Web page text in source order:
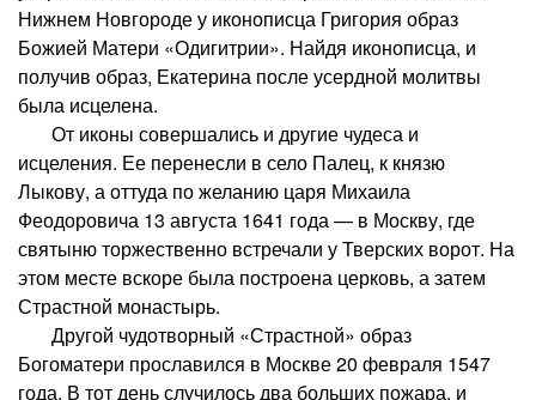
Нижнем Новгороде у иконописца Григория образ
Божией Матери «Одигитрии». Найдя иконописца, и
получив образ, Екатерина после усердной молитвы
была исцелена.
От иконы совершались и другие чудеса и
исцеления. Ее перенесли в село Палец, к князю
Лыкову, а оттуда по желанию царя Михаила
Феодоровича 13 августа 1641 года — в Москву, где
святыню торжественно встречали у Тверских ворот. На
этом месте вскоре была построена церковь, а затем
Страстной монастырь.
Другой чудотворный «Страстной» образ
Богоматери прославился в Москве 20 февраля 1547
года. В тот день случилось два больших пожара, и